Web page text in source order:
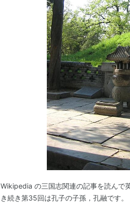
Wikipedia の三国志関連の記事を読んで
き続き第35回は孔子の子孫，孔融です